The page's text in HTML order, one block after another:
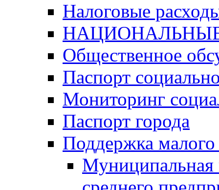
Налоговые
Общественное
Паспорт
Мониторинг
Паспорт города
Поддержка малого
Муниципальная